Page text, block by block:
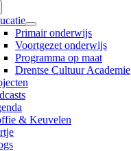
Primair onderwijs
Voortgezet onderwijs
Programma op maat
Drentse Cultuur Academie
& Keuvelen